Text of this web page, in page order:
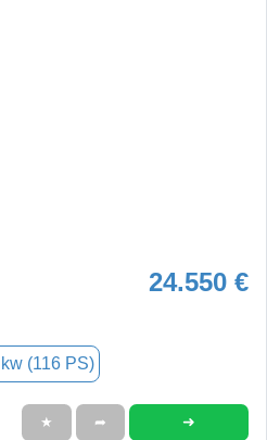
24.550 €
(116 PS)
★ ➦ ➜